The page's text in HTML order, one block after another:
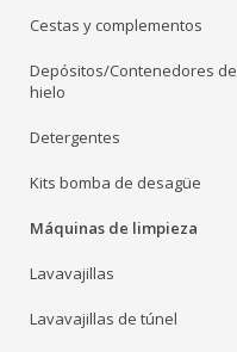
Cestas y complementos
Depósitos/Contenedores de
hielo
Detergentes
Kits bomba de desagüe
Máquinas de limpieza
Lavavajillas
Lavavajillas de túnel